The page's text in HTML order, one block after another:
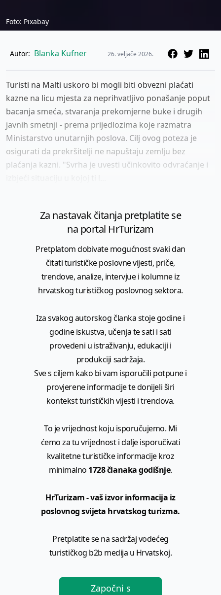
Foto: Pixabay
Autor: Blanka Kufner 26. veljače 2026.
Turisti na Malti uskoro bi mogli biti obvezni plaćati
kazne na licu mjesta za neprihvatljivo ponašanje poput
bacanja smeća, stvaranja prekomjerne buke i drugih
javnih smetnji - prema prijedlozima koje razmatra
Ministarstvo unutarnjih poslova. Cilj ovog poteza je
osigurati da prekršitelji ne napuštaju zemlju bez
plaćanja kazni. "Svrha je uvesti učinkovito odvraćanje i
Za nastavak čitanja pretplatite se
na portal HrTurizam
Pretplatom dobivate mogućnost svaki dan
čitati turističke poslovne vijesti, priče,
trendove, analize, intervjue i kolumne iz
hrvatskog turističkog poslovnog sektora.
Iza svakog autorskog članka stoje godine i
godine iskustva, učenja te sati i sati
provedeni u istraživanju, edukaciji i
produkciji sadržaja.
Sve s ciljem kako bi vam isporučili potpune i
provjerene informacije te donijeli širi
kontekst turističkih vijesti i trendova.
To je vrijednost koju isporučujemo. Mi
ćemo za tu vrijednost i dalje isporučivati
kvalitetne turističke informacije kroz
minimalno 1728 članaka godišnje.
HrTurizam - vaš izvor informacija iz
poslovnog svijeta hrvatskog turizma.
Pretplatite se na sadržaj vodećeg
turističkog b2b medija u Hrvatskoj.
Započni s